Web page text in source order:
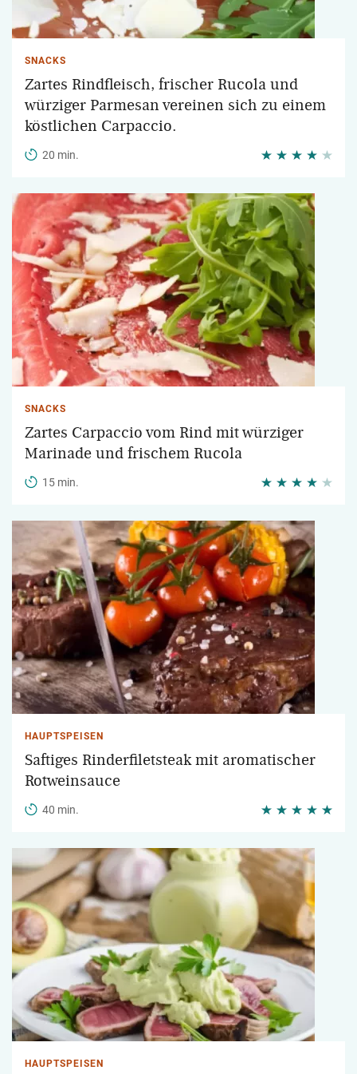
SNACKS
Zartes Rindfleisch, frischer Rucola und
würziger Parmesan vereinen sich zu einem
köstlichen Carpaccio.
20 min.
SNACKS
Zartes Carpaccio vom Rind mit würziger
Marinade und frischem Rucola
15 min.
HAUPTSPEISEN
Saftiges Rinderfiletsteak mit aromatischer
Rotweinsauce
40 min.
HAUPTSPEISEN